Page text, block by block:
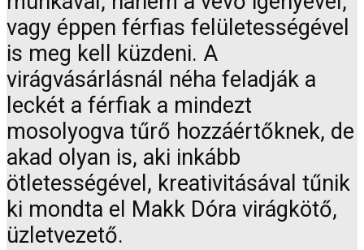
vagy éppen férfias felületességével
is meg kell küzdeni. A
virágvásárlásnál néha feladják a
leckét a férfiak a mindezt
mosolyogva tűrő hozzáértőknek, de
akad olyan is, aki inkább
ötletességével, kreativitásával tűnik
ki mondta el Makk Dóra virágkötő,
üzletvezető.